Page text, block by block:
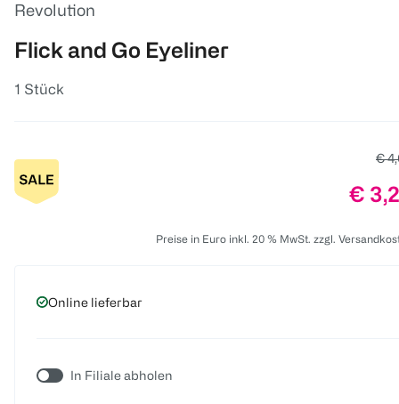
Revolution
Flick and Go Eyeliner
1 Stück
€
€
Preise in Euro inkl. 20 % MwSt. zzgl.
Online lieferbar
In Filiale abholen